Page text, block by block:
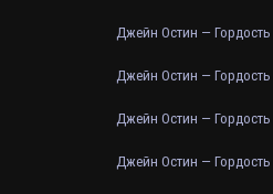
Джейн Остин —
Джейн Остин —
Джейн Остин —
Джейн Остин —